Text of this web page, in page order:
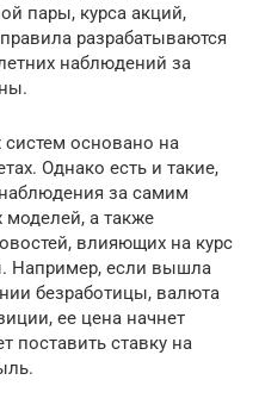
пары, курса акций,
разрабатываются
наблюдений за
основано на
Однако есть и такие,
за самим
а также
влияющих на курс
Например, если вышла
безработицы, валюта
ее цена начнет
поставить ставку на